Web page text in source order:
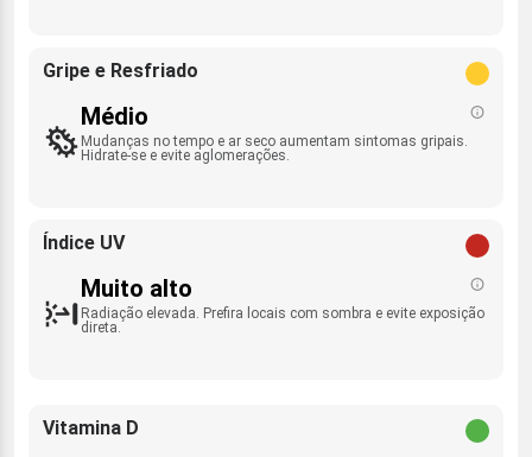
Gripe e Resfriado
Médio
Mudanças no tempo e ar seco aumentam sintomas gripais.
Hidrate-se e evite aglomerações.
Índice UV
Muito alto
Radiação elevada. Prefira locais com sombra e evite exposição
direta.
Vitamina D